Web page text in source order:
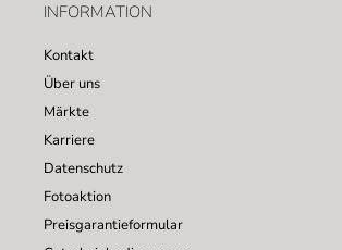
INFORMATION
Kontakt
Über uns
Märkte
Karriere
Datenschutz
Fotoaktion
Preisgarantieformular